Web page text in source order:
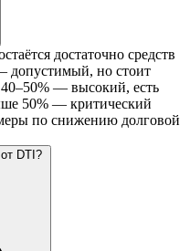
достаточно средств
допустимый, но стоит
40–50% — высокий, есть
50% — критический
по снижению долговой
DTI?